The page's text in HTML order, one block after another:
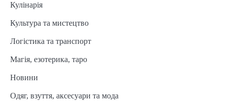
Кулінарія
Культура та мистецтво
Логістика та транспорт
Магія, езотерика, таро
Новини
Одяг, взуття, аксесуари та мода